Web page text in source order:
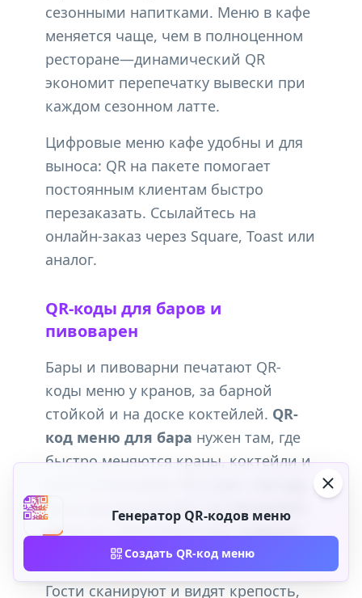
сезонными напитками. Меню в кафе
меняется чаще, чем в полноценном
ресторане—динамический QR
экономит перепечатку вывески при
каждом сезонном латте.
Цифровые меню кафе удобны и для
выноса: QR на пакете помогает
постоянным клиентам быстро
перезаказать. Ссылайтесь на
онлайн-заказ через Square, Toast или
аналог.
QR-коды для баров и
пивоварен
Бары и пивоварни печатают QR-
коды меню у кранов, за барной
стойкой и на доске коктейлей. QR-
код меню для бара нужен там, где
быстро меняются краны, коктейли и
Один динамический код обновляют,
когда кег закончился или появился
новый винтаж.
Гости сканируют и видят крепость,
Генератор QR-кодов меню
Создать QR-код меню